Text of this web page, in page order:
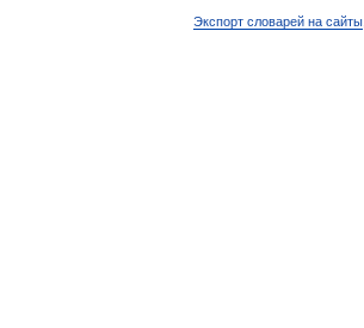
Экспорт словарей на сайты